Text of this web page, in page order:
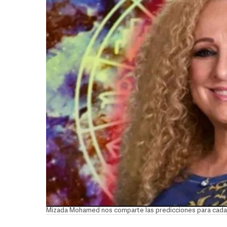
Mizada Mohamed nos comparte las predicciones para